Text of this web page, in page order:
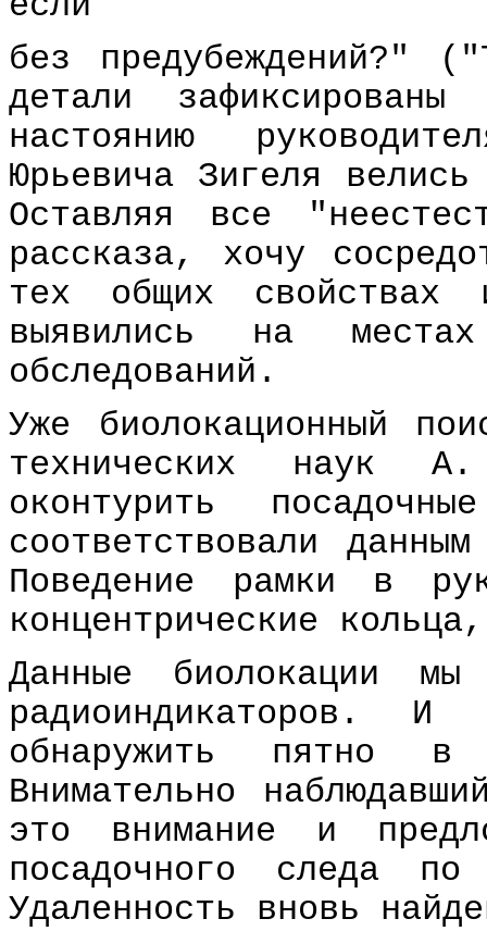
без
детали
настоянию
Юрьевича Зигеля
Оставляя все
рассказа, хочу
тех общих свойствах
выявились на
обследований.
Уже биолокационный
технических наук
оконтурить
соответствовали
Поведение рамки в
концентрические
Данные биолокации
радиоиндикаторов.
обнаружить пятно в
Внимательно
это внимание и
посадочного следа
Удаленность вновь